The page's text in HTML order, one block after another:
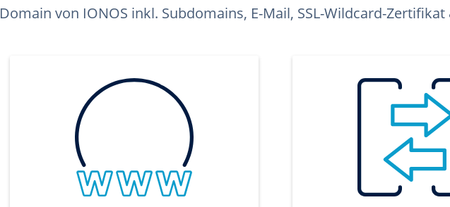
Domain von IONOS inkl. Subdomains, E-Mail, SSL-Wildcard-